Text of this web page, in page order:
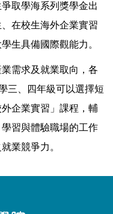
取學海系列獎學金出
在校生海外企業實習
生具備國際觀能力。
需求及就業取向，各
三、四年級可以選擇短
企業實習」課程，輔
習與體驗職場的工作
業競爭力。